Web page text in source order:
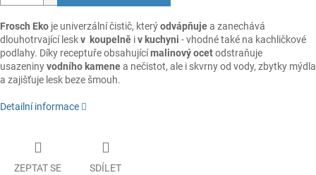
Frosch Eko je univerzální čistič, kterýodvápňujea zanechává
dlouhotrvající leskv koupelně iv kuchyni - vhodné také na kachličkové
podlahy. Díky receptuře obsahujícímalinový ocetodstraňuje
usazeninyvodního kamenea nečistot, ale i skvrny od vody, zbytky mýdla
a zajišťuje lesk beze šmouh.
Detailní informace
ZEPTAT SE SDÍLET